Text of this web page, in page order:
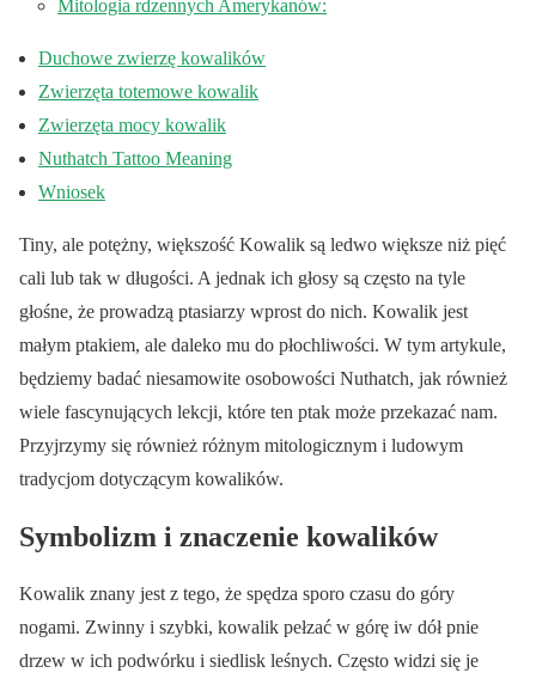
Mitologia rdzennych Amerykanów:
Duchowe zwierzę kowalików
Zwierzęta totemowe kowalik
Zwierzęta mocy kowalik
Nuthatch Tattoo Meaning
Wniosek
Tiny, ale potężny, większość Kowalik są ledwo większe niż pięć
cali lub tak w długości. A jednak ich głosy są często na tyle
głośne, że prowadzą ptasiarzy wprost do nich. Kowalik jest
małym ptakiem, ale daleko mu do płochliwości. W tym artykule,
będziemy badać niesamowite osobowości Nuthatch, jak również
wiele fascynujących lekcji, które ten ptak może przekazać nam.
Przyjrzymy się również różnym mitologicznym i ludowym
tradycjom dotyczącym kowalików.
Symbolizm i znaczenie kowalików
Kowalik znany jest z tego, że spędza sporo czasu do góry
nogami. Zwinny i szybki, kowalik pełzać w górę iw dół pnie
drzew w ich podwórku i siedlisk leśnych. Często widzi się je